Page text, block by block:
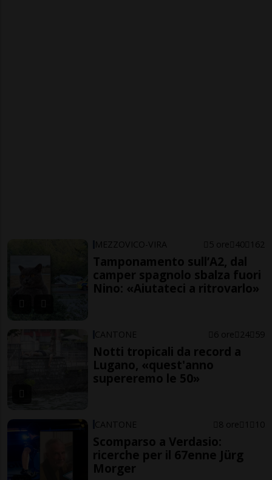
MEZZOVICO-VIRA 5 ore 40 162
Tamponamento sull’A2, dal
camper spagnolo sbalza fuori
Nino: «Aiutateci a ritrovarlo»
CANTONE 6 ore 24 59
Notti tropicali da record a
Lugano, «quest'anno
supereremo le 50»
CANTONE 8 ore 1 10
Scomparso a Verdasio:
ricerche per il 67enne Jürg
Morger